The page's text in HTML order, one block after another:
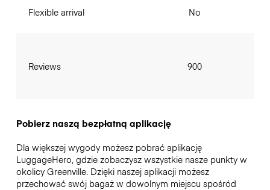
Flexible arrival
Reviews
No
900
Pobierz naszą bezpłatną aplikację
Dla większej wygody możesz pobrać aplikację
LuggageHero, gdzie zobaczysz wszystkie nasze punkty w
okolicy Greenville. Dzięki naszej aplikacji możesz
przechować swój bagaż w dowolnym miejscu spośród